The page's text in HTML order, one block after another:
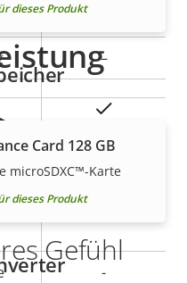
–
-10 to 50 °C
-
dieses Produkt
Card 128 GB
microSDXC™-Karte
dieses Produkt
Gefühl